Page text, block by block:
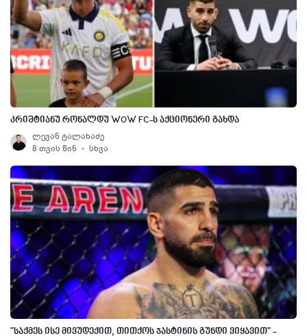
კრიშტიანუ რონალდუ WOW FC-ს აქციონერი გახდა
ლევან ტალახაძე
8 თვის წინ
სხვა
"საქმეს ისე მივუდექით, თითქოს ჯასტინის გუნდი ვიყავით" -